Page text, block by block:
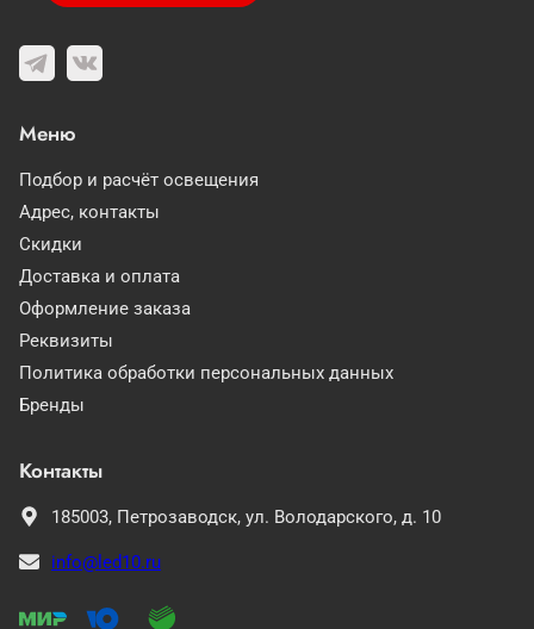
Меню
Подбор и расчёт освещения
Адрес, контакты
Скидки
Доставка и оплата
Оформление заказа
Реквизиты
Политика обработки персональных данных
Бренды
Контакты
185003, Петрозаводск, ул. Володарского, д. 10
info@led10.ru